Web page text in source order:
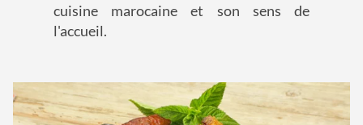
cuisine marocaine et son sens de
l'accueil.